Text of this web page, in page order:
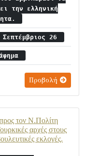
την ελληνική
Σεπτέμβριος 26
Προβολή
τον Ν.Πολίτη
αρχές στους
εκλογές.